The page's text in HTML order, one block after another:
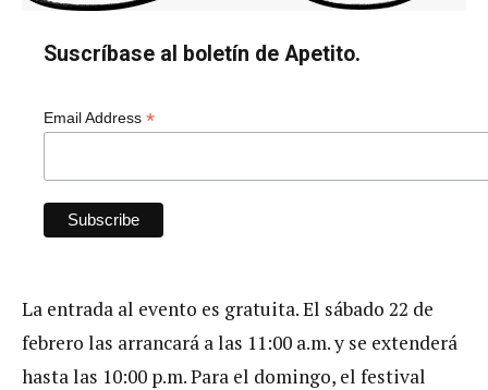
Suscríbase al boletín de Apetito.
Email Address *
La entrada al evento es gratuita. El sábado 22 de
febrero las arrancará a las 11:00 a.m. y se extenderá
hasta las 10:00 p.m. Para el domingo, el festival